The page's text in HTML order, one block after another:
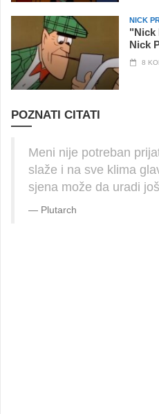
NICK
"Nick
Nick
8
POZNATI CITATI
Meni nije potreban
slaže i na sve klima
sjena može da uradi
Plutarch